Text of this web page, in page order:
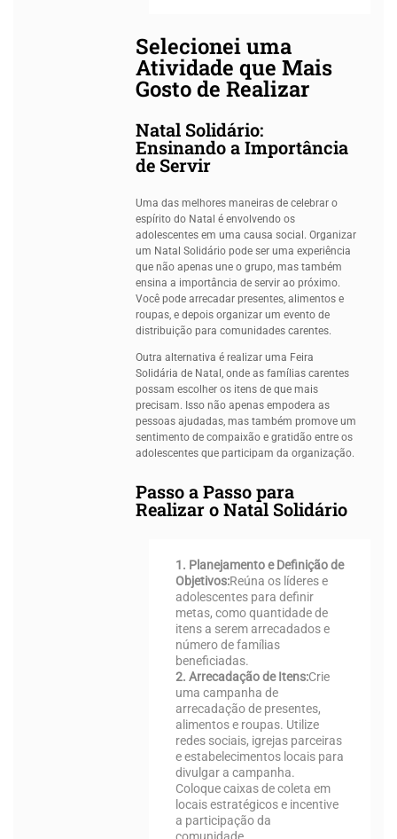
Selecionei uma
Atividade que Mais
Gosto de Realizar
Natal Solidário:
Ensinando a Importância
de Servir
Uma das melhores maneiras de celebrar o
espírito do Natal é envolvendo os
adolescentes em uma causa social. Organizar
um Natal Solidário pode ser uma experiência
que não apenas une o grupo, mas também
ensina a importância de servir ao próximo.
Você pode arrecadar presentes, alimentos e
roupas, e depois organizar um evento de
distribuição para comunidades carentes.
Outra alternativa é realizar uma Feira
Solidária de Natal, onde as famílias carentes
possam escolher os itens de que mais
precisam. Isso não apenas empodera as
pessoas ajudadas, mas também promove um
sentimento de compaixão e gratidão entre os
adolescentes que participam da organização.
Passo a Passo para
Realizar o Natal Solidário
1. Planejamento e Definição de
Objetivos:Reúna os líderes e
adolescentes para definir
metas, como quantidade de
itens a serem arrecadados e
número de famílias
beneficiadas.
2. Arrecadação de Itens:Crie
uma campanha de
arrecadação de presentes,
alimentos e roupas. Utilize
redes sociais, igrejas parceiras
e estabelecimentos locais para
divulgar a campanha.
Coloque caixas de coleta em
locais estratégicos e incentive
a participação da